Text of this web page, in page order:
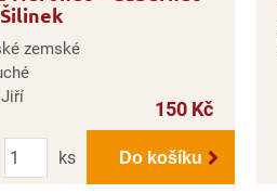
zemské
150 Kč
Počet
ks
Do košíku